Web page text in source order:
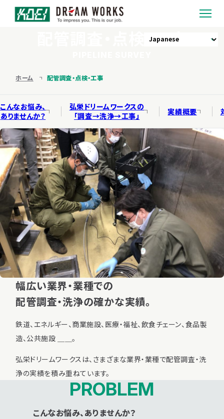
サービス紹介
配管探査ロボット
「配管くん」
漏水診断システム
「音とりくん」
配管調査・点検・工事
事業成長支援
調査・工事実績
開発実績
会社概要
採用情報
資料請求 お問い合わせ
配管調査・点検・工事
ホーム 配管調査・点検・工事
こんなお悩み、
ありませんか？
弘栄ドリームワークスの
「調査→洗浄→工事」
実績概要
幅広い業界・業種での
配管調査・洗浄の確かな実績。
鉄道、エネルギー、商業施設、医療・福祉、飲食チェーン、食品製
造、公共施設 ＿＿。
弘栄ドリームワークスは、さまざまな業界・業種で配管調査・洗
浄の実績を積み重ねています。
PROBLEM
こんなお悩み、ありませんか？